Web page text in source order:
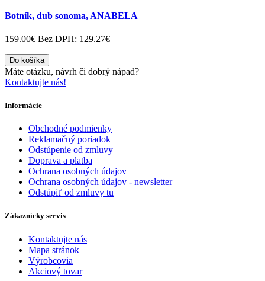
Botník, dub sonoma, ANABELA
159.00€ Bez DPH: 129.27€
Do košíka
Máte otázku, návrh či dobrý nápad?
Kontaktujte nás!
Informácie
Obchodné podmienky
Reklamačný poriadok
Odstúpenie od zmluvy
Doprava a platba
Ochrana osobných údajov
Ochrana osobných údajov - newsletter
Odstúpiť od zmluvy tu
Zákaznícky servis
Kontaktujte nás
Mapa stránok
Výrobcovia
Akciový tovar